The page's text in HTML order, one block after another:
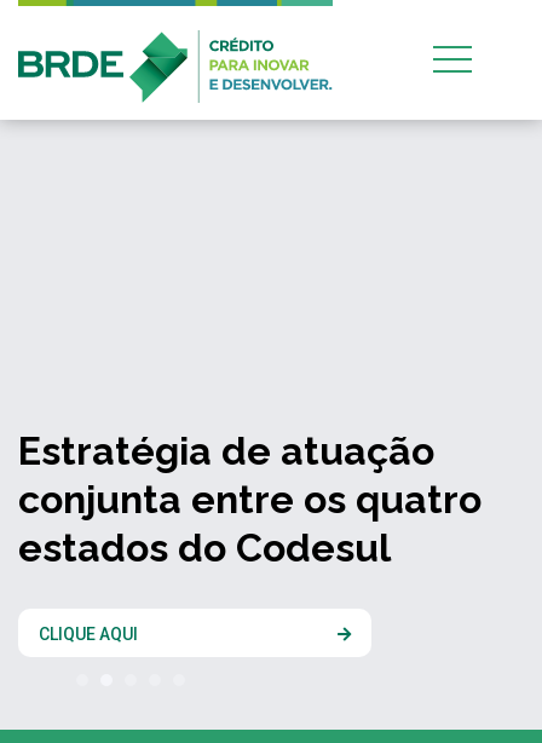
Estratégia de atuação
conjunta entre os quatro
estados do Codesul
CLIQUE AQUI